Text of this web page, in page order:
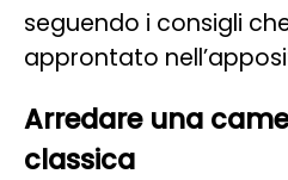
seguendo i consigli
approntato
Arredare una
classica